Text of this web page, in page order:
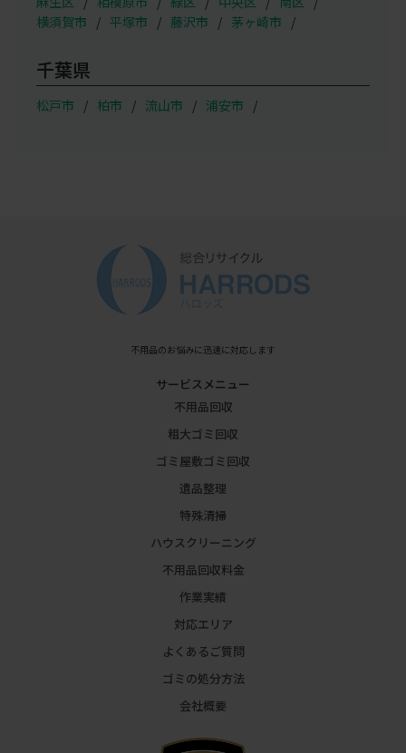
横須賀市
平塚市 藤沢市 茅ヶ崎市
千葉県
松戸市 柏市 流山市 浦安市
不用品のお悩みに迅速に対応します
サービスメニュー
不用品回収
粗大ゴミ回収
ゴミ屋敷ゴミ回収
遺品整理
特殊清掃
ハウスクリーニング
不用品回収料金
作業実績
対応エリア
よくあるご質問
ゴミの処分方法
会社概要